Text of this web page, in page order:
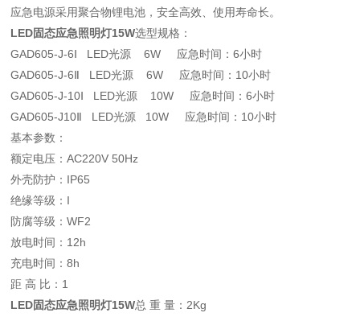
应急电源采用聚合物锂电池，安全高效、使用寿命长。
LED固态应急照明灯15W选型规格：
GAD605-J-6Ⅰ LED光源 6W 应急时间：6小时
GAD605-J-6Ⅱ LED光源 6W 应急时间：10小时
GAD605-J-10Ⅰ LED光源 10W 应急时间：6小时
GAD605-J10Ⅱ LED光源 10W 应急时间：10小时
基本参数：
额定电压：AC220V 50Hz
外壳防护：IP65
绝缘等级：I
防腐等级：WF2
放电时间：12h
充电时间：8h
距 高 比：1
LED固态应急照明灯15W总 重 量：2Kg